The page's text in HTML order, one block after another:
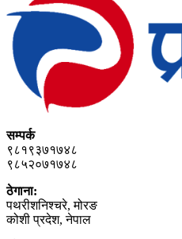
सम्पर्क
९८१९३७१७४८
९८५२०७१७४८
ठेगाना:
पथरीशनिश्‍चरे, मोरङ
कोशी प्रदेश, नेपाल